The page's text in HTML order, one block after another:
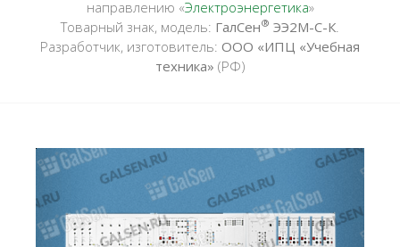
направлению «Электроэнергетика»
Товарный знак, модель: ГалСен® ЭЭ2М-С-К.
Разработчик, изготовитель: ООО «ИПЦ «Учебная
техника» (РФ)